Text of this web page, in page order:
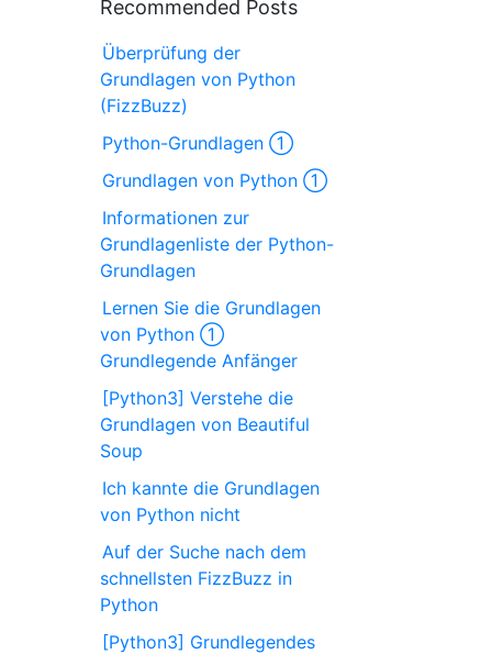
Recommended Posts
Überprüfung der
Grundlagen von Python
(FizzBuzz)
Python-Grundlagen ①
Grundlagen von Python ①
Informationen zur
Grundlagenliste der Python-
Grundlagen
Lernen Sie die Grundlagen
von Python ①
Grundlegende Anfänger
[Python3] Verstehe die
Grundlagen von Beautiful
Soup
Ich kannte die Grundlagen
von Python nicht
Auf der Suche nach dem
schnellsten FizzBuzz in
Python
[Python3] Grundlegendes